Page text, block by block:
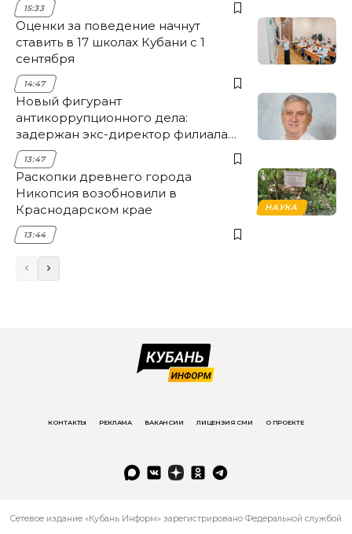
15:33
Оценки за поведение начнут
ставить в 17 школах Кубани с 1
сентября
14:47
Новый фигурант
антикоррупционного дела:
задержан экс-директор филиала
НЭСК Крымска
13:47
НАУКА
Раскопки древнего города
Никопсия возобновили в
Краснодарском крае
13:44
КОНТАКТЫ РЕКЛАМА ВАКАНСИИ ЛИЦЕНЗИЯ СМИ О ПРОЕКТЕ
Сетевое издание «Кубань Информ» зарегистрировано Федеральной службой